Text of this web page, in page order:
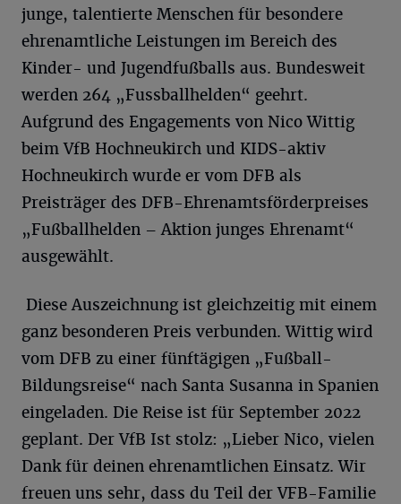
junge, talentierte Menschen für besondere
ehrenamtliche Leistungen im Bereich des
Kinder- und Jugendfußballs aus. Bundesweit
werden 264 „Fussballhelden“ geehrt.
Aufgrund des Engagements von Nico Wittig
beim VfB Hochneukirch und KIDS-aktiv
Hochneukirch wurde er vom DFB als
Preisträger des DFB-Ehrenamtsförderpreises
„Fußballhelden – Aktion junges Ehrenamt“
ausgewählt.
Diese Auszeichnung ist gleichzeitig mit einem
ganz besonderen Preis verbunden. Wittig wird
vom DFB zu einer fünftägigen „Fußball-
Bildungsreise“ nach Santa Susanna in Spanien
eingeladen. Die Reise ist für September 2022
geplant. Der VfB Ist stolz: „Lieber Nico, vielen
Dank für deinen ehrenamtlichen Einsatz. Wir
freuen uns sehr, dass du Teil der VFB-Familie